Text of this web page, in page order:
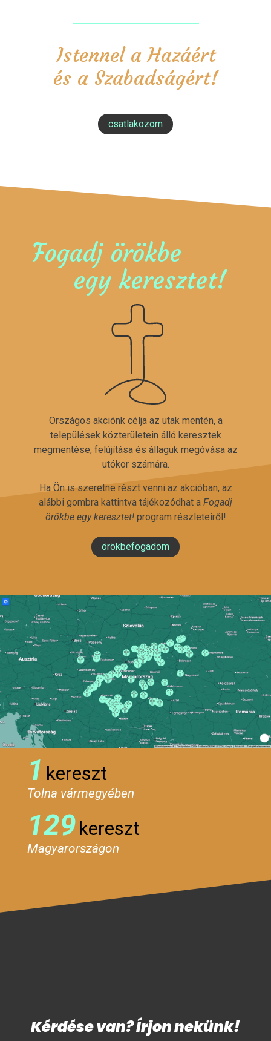
Istennel a Hazáért
és a Szabadságért!
csatlakozom
Fogadj örökbe
egy keresztet!
Országos akciónk célja az utak mentén, a
települések közterületein álló keresztek
megmentése, felújítása és állaguk megóvása az
utókor számára.
Ha Ön is szeretne részt venni az akcióban, az
alábbi gombra kattintva tájékozódhat a Fogadj
örökbe egy keresztet!program részleteiről!
örökbefogadom
1 kereszt
Tolna vármegyében
129kereszt
Magyarországon
Kérdése van? Írjon nekünk!